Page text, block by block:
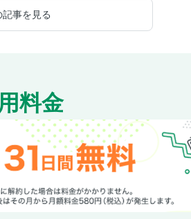
記事を見る
料金